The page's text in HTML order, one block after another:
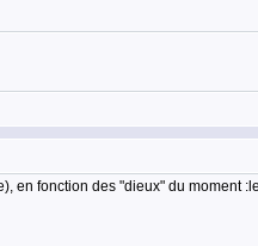
en fonction des "dieux" du moment